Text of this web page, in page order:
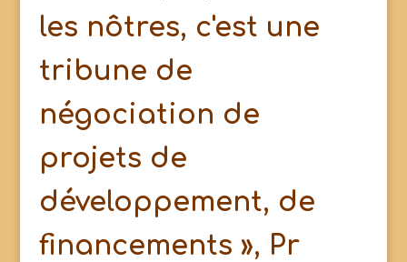
les nôtres, c'est une
tribune de
négociation de
projets de
développement, de
financements », Pr